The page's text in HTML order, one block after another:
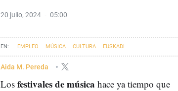
20 julio, 2024 05:00
EMPLEO MÚSICA CULTURA EUSKADI
Aida M. Pereda
Los festivales de música hace ya tiempo que